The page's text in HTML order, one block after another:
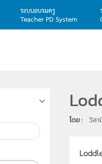
ระบบอบรมครู
Teacher PD System
โดย : วิล